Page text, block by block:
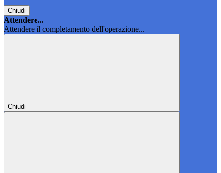
Chiudi
Attendere...
Attendere il completamento dell'operazione...
Chiudi